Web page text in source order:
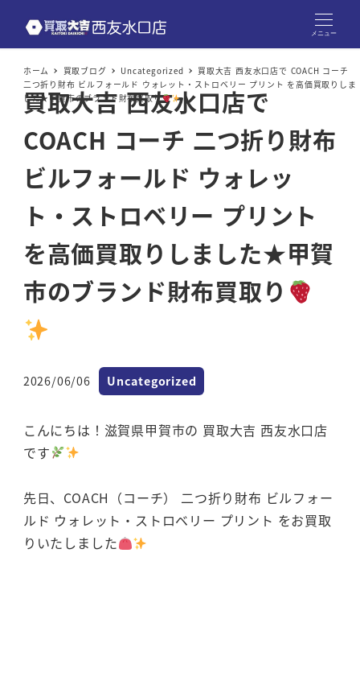
メニュー
ホーム 買取ブログ Uncategorized
買取大吉 西友水口店で COACH コーチ
二つ折り財布 ビルフォールド ウォレット・ストロベリー プリント を高価買取りしま
した★甲賀市のブランド財布買取り
買取大吉 西友水口店で
COACH コーチ 二つ折り財布
ビルフォールド ウォレッ
ト・ストロベリー プリント
を高価買取りしました★甲賀
市のブランド財布買取り
投稿日
2026/06/06 カテゴリー
Uncategorized
こんにちは！滋賀県甲賀市の 買取大吉 西友水口店
です
先日、COACH（コーチ） 二つ折り財布 ビルフォー
ルド ウォレット・ストロベリー プリント をお買取
りいたしました